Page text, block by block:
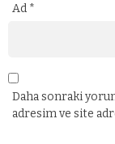
Ad *
Daha sonraki
adresim ve site